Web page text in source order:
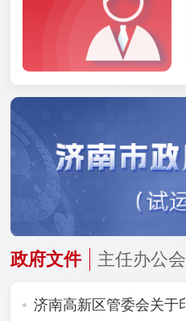
政府文件 主任办公会